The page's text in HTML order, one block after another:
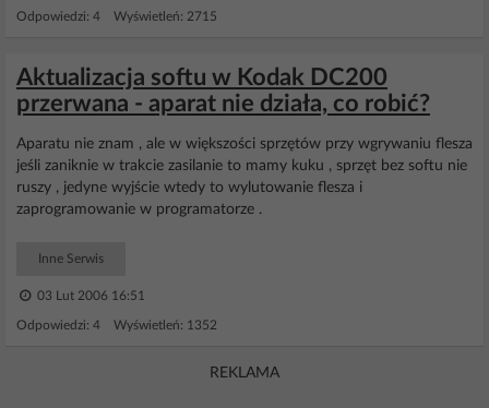
Odpowiedzi: 4 Wyświetleń: 2715
Aktualizacja softu w Kodak DC200
przerwana - aparat nie działa, co robić?
Aparatu nie znam , ale w większości sprzętów przy wgrywaniu flesza
jeśli zaniknie w trakcie zasilanie to mamy kuku , sprzęt bez softu nie
ruszy , jedyne wyjście wtedy to wylutowanie flesza i
zaprogramowanie w programatorze .
Inne Serwis
03 Lut 2006 16:51
Odpowiedzi: 4 Wyświetleń: 1352
REKLAMA